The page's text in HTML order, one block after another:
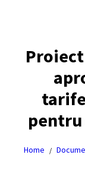
Home /